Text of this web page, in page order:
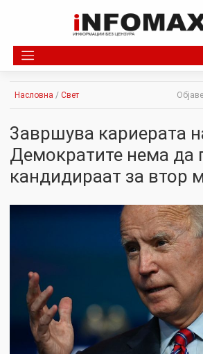
Насловна / Свет
3aвршува кариерата
Демократите нема да
кандидираат за втор